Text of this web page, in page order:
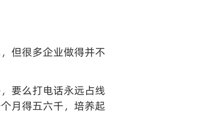
但很多企业做得并不
要么打电话永远占线
月得五六千，培养起